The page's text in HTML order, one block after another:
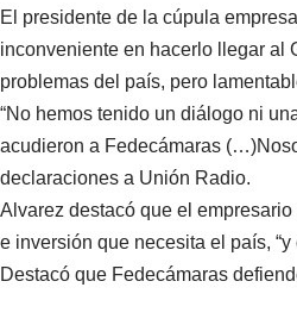
El presidente de la cúpula
inconveniente en hacerlo llegar al
problemas del país, pero
“No hemos tenido un diálogo ni
acudieron a Fedecámaras
declaraciones a Unión Radio.
Alvarez destacó que el
e inversión que necesita el país,
Destacó que Fedecámaras